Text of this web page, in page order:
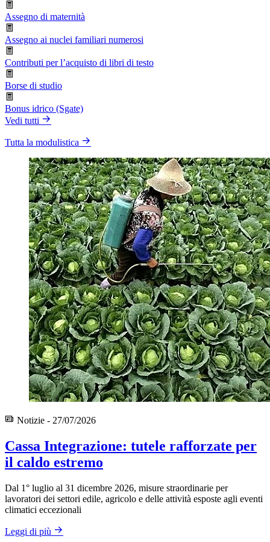
Assegno di maternità
Assegno ai nuclei familiari numerosi
Contributi per l’acquisto di libri di testo
Borse di studio
Bonus idrico (Sgate)
Vedi tutti
Tutta la modulistica
Notizie - 27/07/2026
Cassa Integrazione: tutele rafforzate per
il caldo estremo
Dal 1° luglio al 31 dicembre 2026, misure straordinarie per
lavoratori dei settori edile, agricolo e delle attività esposte agli eventi
climatici eccezionali
Leggi di più